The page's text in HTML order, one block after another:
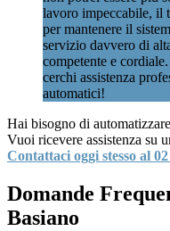
lavoro impeccabile, il
per mantenere il
servizio davvero di
competente e
cerchi assistenza
automatici!
Hai bisogno di
Vuoi ricevere assistenza su
Contattaci oggi stesso al
Domande
Basiano